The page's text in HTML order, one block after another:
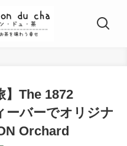
】The 1872
ーバーでオリジナ
Orchard